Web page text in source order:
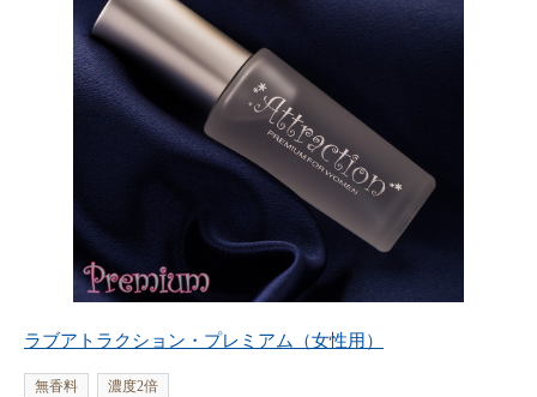
ラブアトラクション・プレミアム（女性用）
無香料 濃度2倍